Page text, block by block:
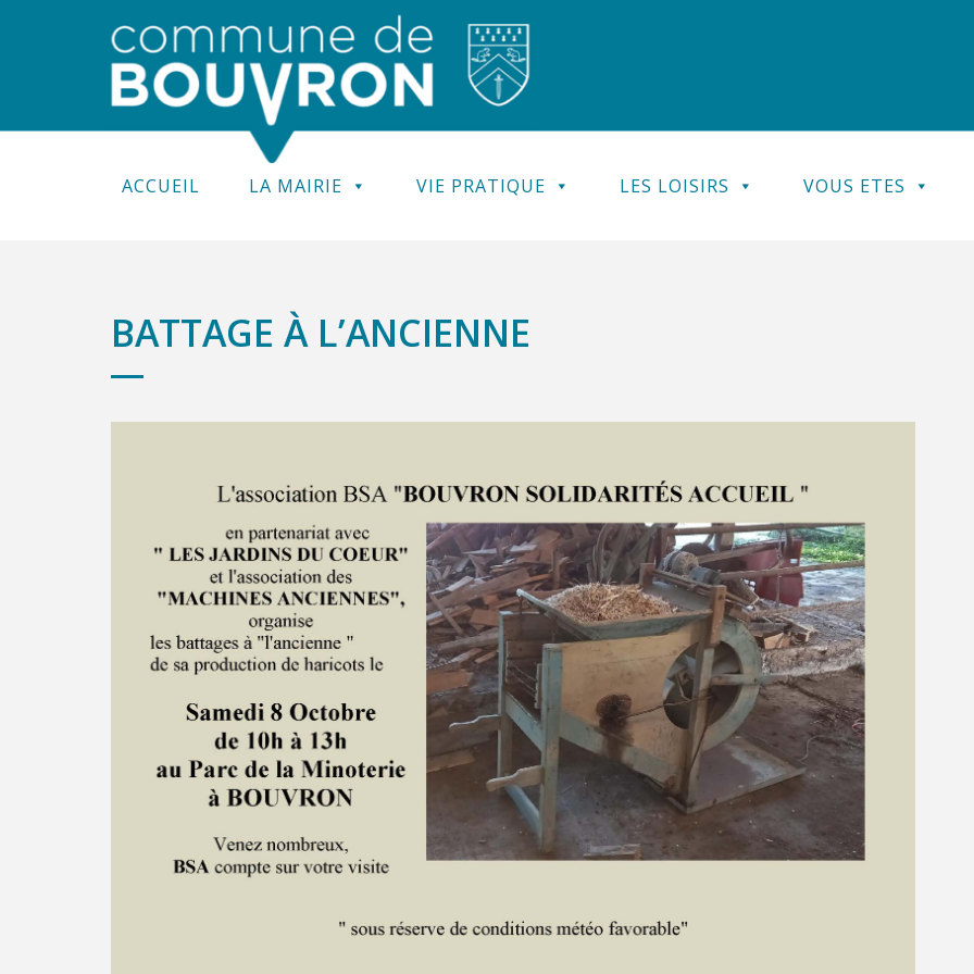
ACCUEIL LA MAIRIE VIE PRATIQUE LES LOISIRS VOUS ETES
BATTAGE À L’ANCIENNE